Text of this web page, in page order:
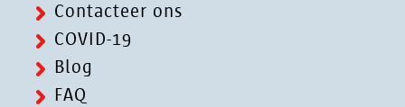
Contacteer ons
COVID-19
Blog
FAQ